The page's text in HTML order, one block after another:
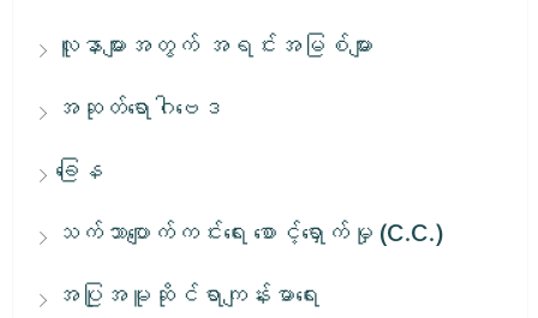
လူနာများအတွက် အရင်းအမြစ်များ
အဆုတ်ရောဂါဗေဒ
ခြေန
သက်သာပျောက်ကင်းရေး စောင့်ရှောက်မှု (C.C.)
အပြုအမူဆိုင်ရာကျန်းမာရေး